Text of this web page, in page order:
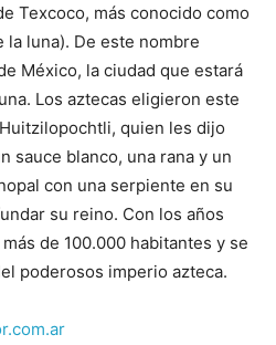
Texcoco, más conocido como
la luna). De este nombre
México, la ciudad que estará
Los aztecas eligieron este
quien les dijo
sauce blanco, una rana y un
con una serpiente en su
su reino. Con los años
de 100.000 habitantes y se
poderosos imperio azteca.